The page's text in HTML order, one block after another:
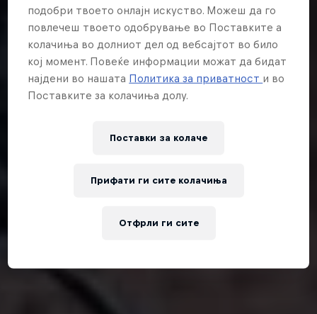
подобри твоето онлајн искуство. Можеш да го
повлечеш твоето одобрување во Поставките а
колачиња во долниот дел од вебсајтот во било
кој момент. Повеќе информации можат да бидат
најдени во нашата Политика за приватност и во
Поставките за колачиња долу.
Поставки за колачe
Отфрли ги сите
Прифати ги сите колачиња